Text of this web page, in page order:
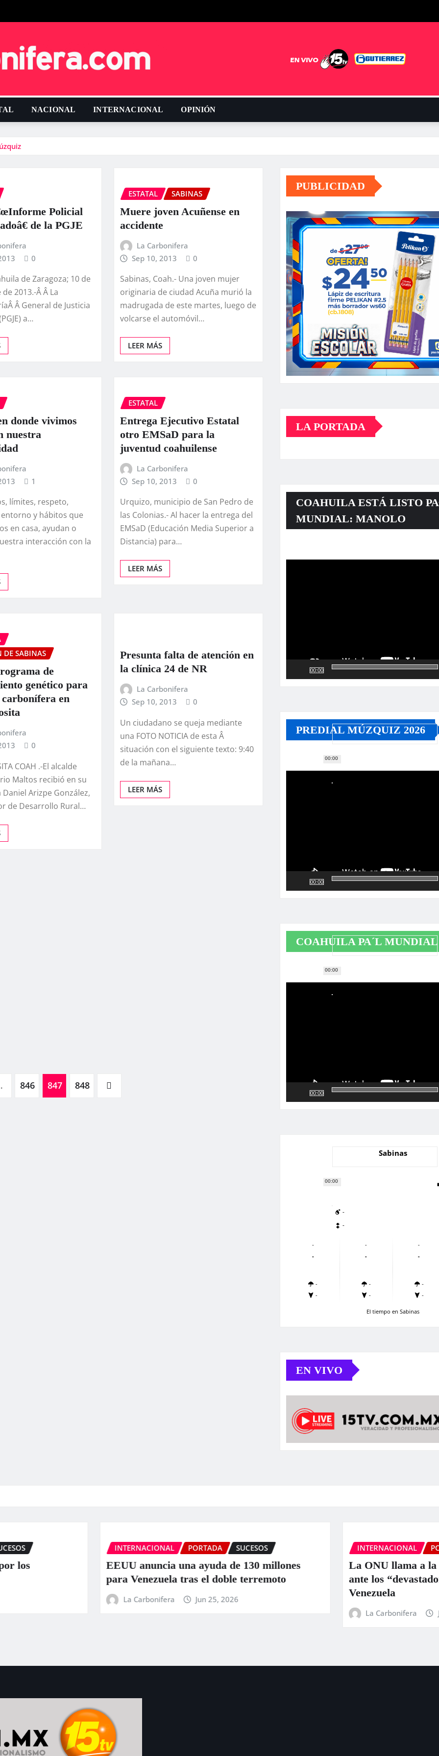
NACIONAL INTERNACIONAL OPINIÓN
Policial
de la PGJE
0
de Zaragoza; 10 de
2013.-Â Â La
Â General de Justicia
a…
ESTATAL SABINAS
Muere joven Acuñense en
accidente
La Carbonifera
Sep 10, 2013
0
Sabinas, Coah.- Una joven mujer
originaria de ciudad Acuña murió la
madrugada de este martes, luego de
volcarse el automóvil…
LEER MÁS
donde vivimos
nuestra
1
lí­mites, respeto,
y hábitos que
en casa, ayudan o
interacción con la
ESTATAL
Entrega Ejecutivo Estatal
otro EMSaD para la
juventud coahuilense
La Carbonifera
Sep 10, 2013
0
Urquizo, municipio de San Pedro de
las Colonias.- Al hacer la entrega del
EMSaD (Educación Media Superior a
Distancia) para…
LEER MÁS
DE SABINAS
de
genético para
en
0
COAH .-El alcalde
Maltos recibió en su
Daniel Arizpe González,
de Desarrollo Rural…
Presunta falta de atención en
la clí­nica 24 de NR
La Carbonifera
Sep 10, 2013
0
Un ciudadano se queja mediante
una FOTO NOTICIA de esta Â
situación con el siguiente texto: 9:40
de la mañana…
LEER MÁS
846 847 848
PUBLICIDAD
LA PORTADA
COAHUILA ESTÁ LISTO
MUNDIAL: MANOLO
00:00
00:00
PREDIAL MÚZQUIZ 2026
Reproductor
00:00
00:00
COAHUILA PA´L MUNDIAL
Reproductor
00:00
00:00
Sabinas
-
-
-
-
-
-
-
-
-
-
-
-
-
-
El tiempo en Sabinas
EN VIVO
PORTADA SUCESOS
EEUU anuncia una ayuda de 130 millones
para Venezuela tras el doble terremoto
La Carbonifera Jun 25, 2026
PORTADA
La ONU llama a la colaboración
ante los “devastadores”
La Carbonifera Jun 25, 2026